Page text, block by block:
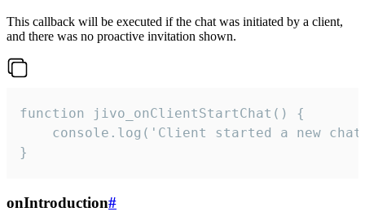
This callback will be executed if the chat was initiated by a client,
and there was no proactive invitation shown.
function jivo_onClientStartChat() {
console.log('Client started a new
}
onIntroduction#